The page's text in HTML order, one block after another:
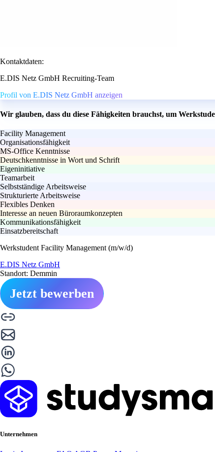
Kontaktdaten:
E.DIS Netz GmbH Recruiting-Team
Profil von E.DIS Netz GmbH anzeigen
Wir glauben, dass du diese Fähigkeiten brauchst, um
Facility Management
Organisationsfähigkeit
MS-Office Kenntnisse
Deutschkenntnisse in Wort und Schrift
Eigeninitiative
Teamarbeit
Selbstständige Arbeitsweise
Strukturierte Arbeitsweise
Flexibles Denken
Interesse an neuen Büroraumkonzepten
Kommunikationsfähigkeit
Einsatzbereitschaft
Werkstudent Facility Management (m/w/d)
E.DIS Netz GmbH
Standort: Demmin
Jetzt bewerben
Unternehmen